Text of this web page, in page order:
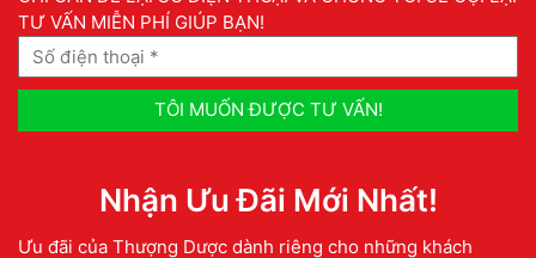
TƯ VẤN MIỄN PHÍ GIÚP BẠN!
Nhận Ưu Đãi Mới Nhất!
Ưu đãi của Thượng Dược dành riêng cho những khách